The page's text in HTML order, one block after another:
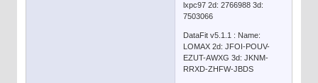
lxpc97 2d: 2766988 3d:
7503066
DataFit v5.1.1 : Name:
LOMAX 2d: JFOI-POUV-
EZUT-AWXG 3d: JKNM-
RRXD-ZHFW-JBDS